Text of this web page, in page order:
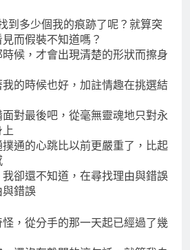
到多少個我的痕跡了呢？就算突
而假裝不知道嗎？
候，才會出現清楚的形狀而擦身
的時候也好，加註情趣在挑選結
對最後吧，從毫無靈魂地只對永
通的心跳比以前更嚴重了，比起
卻還不知道，在尋找理由與錯誤
與錯誤
，從分手的那一天起已經過了幾